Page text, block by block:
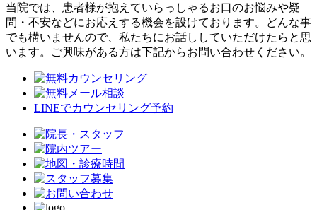
当院では、患者様が抱えていらっしゃるお口のお悩みや疑
問・不安などにお応えする機会を設けております。どんな事
でも構いませんので、私たちにお話ししていただけたらと思
います。ご興味がある方は下記からお問い合わせください。
LINEでカウンセリング予約